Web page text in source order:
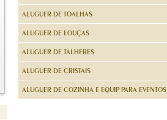
ALUGUER DE TOALHAS
ALUGUER DE LOUÇAS
ALUGUER DE TALHERES
ALUGUER DE CRISTAIS
ALUGUER DE COZINHA E EQUIP PARA EVENTOS